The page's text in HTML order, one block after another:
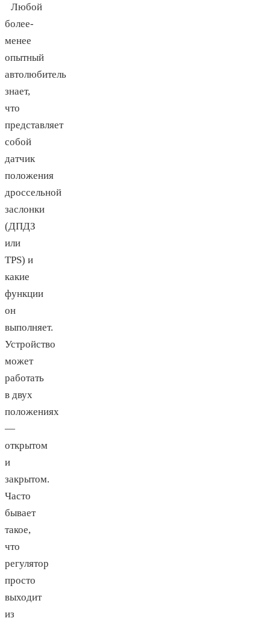
Любой
более-
менее
опытный
автолюбитель
знает,
что
представляет
собой
датчик
положения
дроссельной
заслонки
(ДПДЗ
или
TPS) и
какие
функции
он
выполняет.
Устройство
может
работать
в двух
положениях
—
открытом
и
закрытом.
Часто
бывает
такое,
что
регулятор
просто
выходит
из